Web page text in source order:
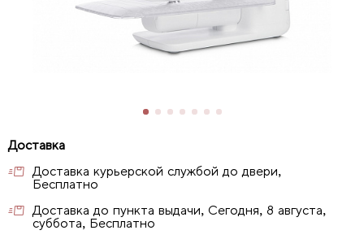
Доставка курьерской службой до двери,
Бесплатно
Доставка до пункта выдачи, Сегодня, 8 августа,
суббота, Бесплатно